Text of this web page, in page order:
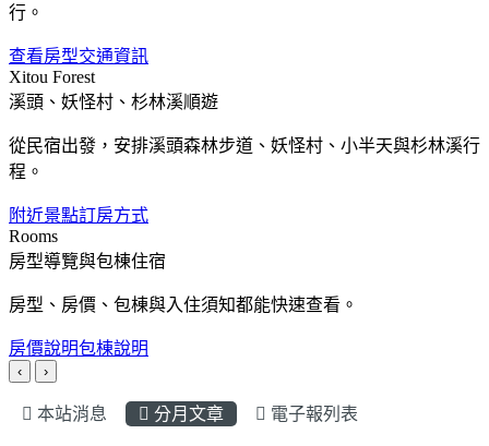
行。
查看房型交通資訊
Xitou Forest
溪頭、妖怪村、杉林溪順遊
從民宿出發，安排溪頭森林步道、妖怪村、小半天與杉林溪行
程。
附近景點訂房方式
Rooms
房型導覽與包棟住宿
房型、房價、包棟與入住須知都能快速查看。
房價說明包棟說明
‹ ›
本站消息 分月文章 電子報列表